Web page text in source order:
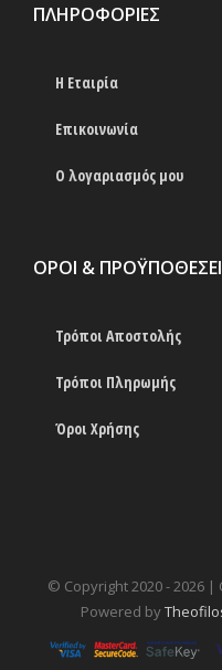
ΠΛΗΡΟΦΟΡΊΕΣ
Η Εταιρία
Επικοινωνία
Ο λογαριασμός μου
ΟΡΟΙ &
Τρόποι Αποστολής
Τρόποι Πληρωμής
Όροι Χρήσης
© Copyright 2020 - 2026 |
Powered by